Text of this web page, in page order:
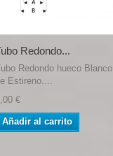
Redondo...
Redondo hueco Blanco
Estireno....
€
Añadir al carrito